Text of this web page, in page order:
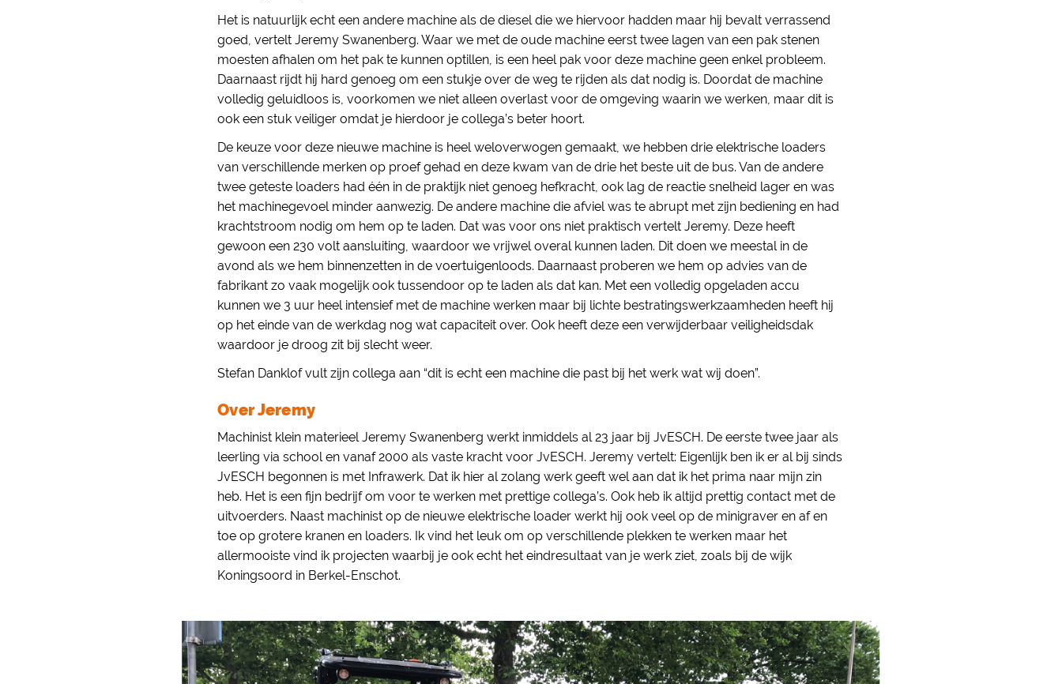
Het is natuurlijk echt een andere machine als de diesel die we hiervoor hadden maar hij bevalt verrassend
goed, vertelt Jeremy Swanenberg. Waar we met de oude machine eerst twee lagen van een pak stenen
moesten afhalen om het pak te kunnen optillen, is een heel pak voor deze machine geen enkel probleem.
Daarnaast rijdt hij hard genoeg om een stukje over de weg te rijden als dat nodig is. Doordat de machine
volledig geluidloos is, voorkomen we niet alleen overlast voor de omgeving waarin we werken, maar dit is
ook een stuk veiliger omdat je hierdoor je collega’s beter hoort.
De keuze voor deze nieuwe machine is heel weloverwogen gemaakt, we hebben drie elektrische loaders
van verschillende merken op proef gehad en deze kwam van de drie het beste uit de bus. Van de andere
twee geteste loaders had één in de praktijk niet genoeg hefkracht, ook lag de reactie snelheid lager en was
het machinegevoel minder aanwezig. De andere machine die afviel was te abrupt met zijn bediening en had
krachtstroom nodig om hem op te laden. Dat was voor ons niet praktisch vertelt Jeremy. Deze heeft
gewoon een 230 volt aansluiting, waardoor we vrijwel overal kunnen laden. Dit doen we meestal in de
avond als we hem binnenzetten in de voertuigenloods. Daarnaast proberen we hem op advies van de
fabrikant zo vaak mogelijk ook tussendoor op te laden als dat kan. Met een volledig opgeladen accu
kunnen we 3 uur heel intensief met de machine werken maar bij lichte bestratingswerkzaamheden heeft hij
op het einde van de werkdag nog wat capaciteit over. Ook heeft deze een verwijderbaar veiligheidsdak
waardoor je droog zit bij slecht weer.
Stefan Danklof vult zijn collega aan “dit is echt een machine die past bij het werk wat wij doen”.
Over Jeremy
Machinist klein materieel Jeremy Swanenberg werkt inmiddels al 23 jaar bij JvESCH. De eerste twee jaar als
leerling via school en vanaf 2000 als vaste kracht voor JvESCH. Jeremy vertelt: Eigenlijk ben ik er al bij sinds
JvESCH begonnen is met Infrawerk. Dat ik hier al zolang werk geeft wel aan dat ik het prima naar mijn zin
heb. Het is een fijn bedrijf om voor te werken met prettige collega’s. Ook heb ik altijd prettig contact met de
uitvoerders. Naast machinist op de nieuwe elektrische loader werkt hij ook veel op de minigraver en af en
toe op grotere kranen en loaders. Ik vind het leuk om op verschillende plekken te werken maar het
allermooiste vind ik projecten waarbij je ook echt het eindresultaat van je werk ziet, zoals bij de wijk
Koningsoord in Berkel-Enschot.